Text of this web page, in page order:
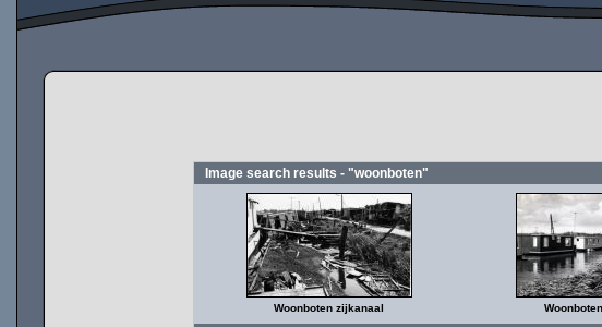
Image search results - "woonboten"
Woonboten zijkanaal